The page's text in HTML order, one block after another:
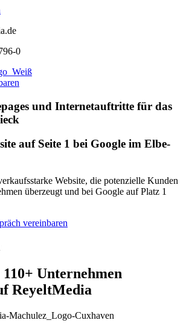
0
und Internetauftritte für das
auf Seite 1 bei Google im Elbe-
Website, die potenzielle Kunden
überzeugt und bei Google auf Platz 1
vereinbaren
Unternehmen
ReyeltMedia